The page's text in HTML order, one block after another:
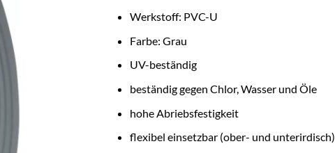
Werkstoff: PVC-U
Farbe: Grau
UV-beständig
beständig gegen Chlor, Wasser und Öle
hohe Abriebsfestigkeit
flexibel einsetzbar (ober- und unterirdisch)